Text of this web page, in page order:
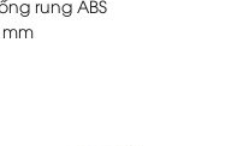
rung ABS
mm